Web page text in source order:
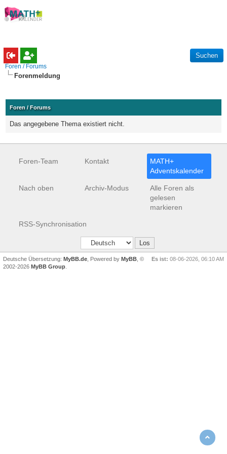
Foren / Forums
Forenmeldung
Foren / Forums
Das angegebene Thema existiert nicht.
Foren-Team Kontakt
MATH+
Adventskalender
Nach oben Archiv-Modus
Alle Foren als
gelesen
markieren
RSS-Synchronisation
Es ist: 08-06-2026, 06:10 AM
Deutsche Übersetzung: MyBB.de , Powered by MyBB , ©
2002-2026 MyBB Group